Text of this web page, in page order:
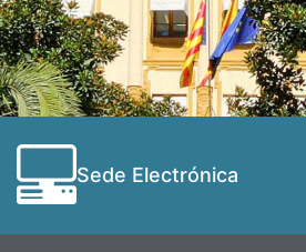
Sede Electrónica